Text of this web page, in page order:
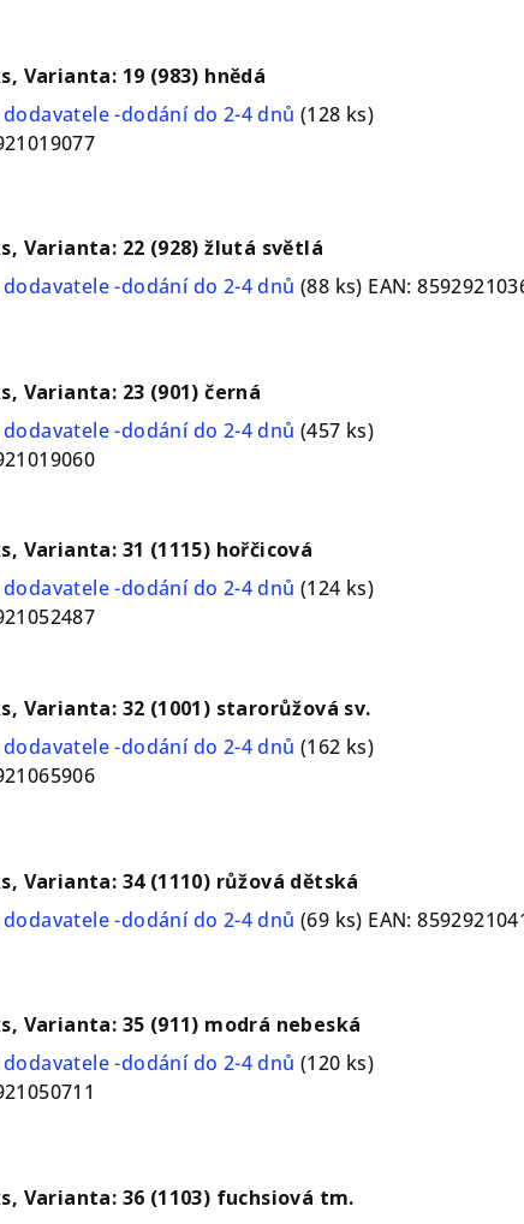
Varianta: 19 (983) hnědá
-dodání do 2-4 dnů (128 ks)
Varianta: 22 (928) žlutá světlá
-dodání do 2-4 dnů (88 ks) EAN:
Varianta: 23 (901) černá
-dodání do 2-4 dnů (457 ks)
Varianta: 31 (1115) hořčicová
-dodání do 2-4 dnů (124 ks)
Varianta: 32 (1001) starorůžová sv.
-dodání do 2-4 dnů (162 ks)
Varianta: 34 (1110) růžová dětská
-dodání do 2-4 dnů (69 ks) EAN:
Varianta: 35 (911) modrá nebeská
-dodání do 2-4 dnů (120 ks)
Varianta: 36 (1103) fuchsiová tm.